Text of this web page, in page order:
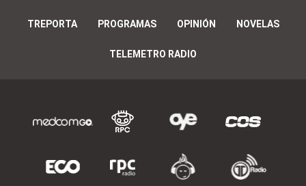
TREPORTA PROGRAMAS OPINIÓN NOVELAS
TELEMETRO RADIO